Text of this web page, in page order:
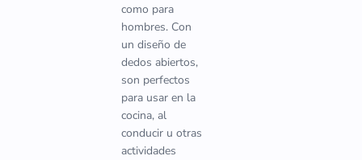
como para
hombres. Con
un diseño de
dedos abiertos,
son perfectos
para usar en la
cocina, al
conducir u otras
actividades